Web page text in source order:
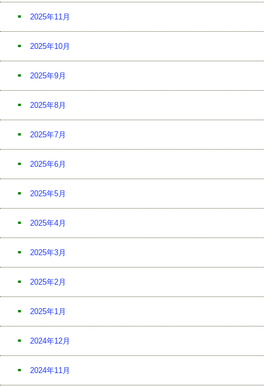
2025年11月
2025年10月
2025年9月
2025年8月
2025年7月
2025年6月
2025年5月
2025年4月
2025年3月
2025年2月
2025年1月
2024年12月
2024年11月